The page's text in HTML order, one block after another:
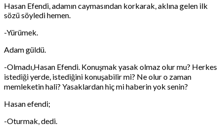
Hasan Efendi, adamın caymasından korkarak, aklına gelen ilk
sözü söyledi hemen.
-Yürümek.
Adam güldü.
-Olmadı,Hasan Efendi. Konuşmak yasak olmaz olur mu? Herkes
istediği yerde, istediğini konuşabilir mi? Ne olur o zaman
memleketin hali? Yasaklardan hiç mi haberin yok senin?
Hasan efendi;
-Oturmak, dedi.